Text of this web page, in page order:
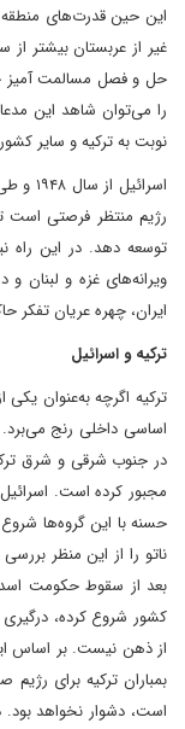
این حین قدرت‌های منطقه
غیر از عربستان بیشتر از
حل و فصل مسالمت آمیز
را می‌توان شاهد این
نوبت به ترکیه و سایر
رژیم منتظر فرصتی است
توسعه دهد. در این راه
ویرانه‌های غزه و لبنان
ایران، چهره عریان تفکر
ترکیه و اسرائیل
ترکیه اگرچه به‌عنوان
اساسی داخلی رنج می‌برد.
در جنوب شرقی و شرق
مجبور کرده است.
حسنه با این گروه‌ها
ناتو را از این منظر
بعد از سقوط حکومت اسد
کشور شروع کرده،
از ذهن نیست. بر اساس
بمباران ترکیه برای
است، دشوار نخواهد